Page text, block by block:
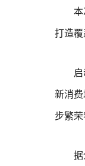
本次
打造
启动
新消
步繁
据介